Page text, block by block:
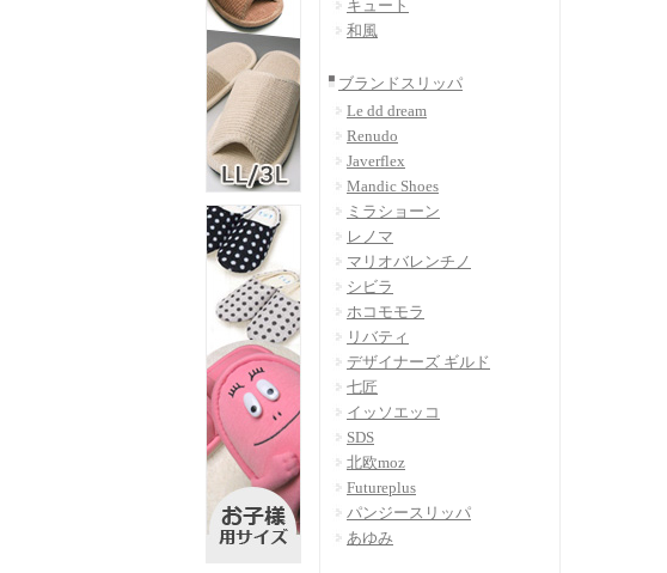
キュート
和風
ブランドスリッパ
Le dd dream
Renudo
Javerflex
Mandic Shoes
ミラショーン
レノマ
マリオバレンチノ
シビラ
ホコモモラ
リバティ
デザイナーズ ギルド
七匠
イッソエッコ
SDS
北欧moz
Futureplus
パンジースリッパ
あゆみ